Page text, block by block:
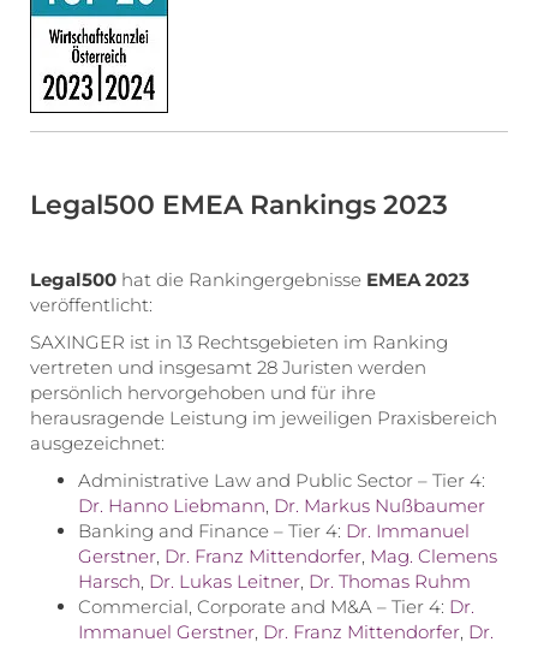
Legal500 EMEA Rankings 2023
Legal500 hat die Rankingergebnisse EMEA 2023
veröffentlicht:
SAXINGER ist in 13 Rechtsgebieten im Ranking
vertreten und insgesamt 28 Juristen werden
persönlich hervorgehoben und für ihre
herausragende Leistung im jeweiligen Praxisbereich
ausgezeichnet:
Administrative Law and Public Sector – Tier 4:
Dr. Hanno Liebmann Dr. Markus Nußbaumer
Banking and Finance – Tier 4: Dr. Immanuel
Gerstner Dr. Franz Mittendorfer Mag. Clemens
Harsch Dr. Lukas Leitner Dr. Thomas Ruhm
Commercial, Corporate and M&A – Tier 4: Dr.
Immanuel Gerstner Dr. Franz Mittendorfer Dr.